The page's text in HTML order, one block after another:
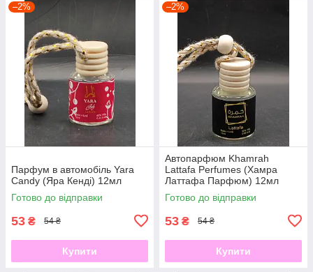
–2%
Парфум в автомобіль Yara
Candy (Яра Кенді) 12мл
Готово до відправки
53 ₴ 54 ₴
Купити
–2%
Автопарфюм Khamrah
Lattafa Perfumes (Хамра
Латтафа Парфюм) 12мл
Готово до відправки
53 ₴ 54 ₴
Купити